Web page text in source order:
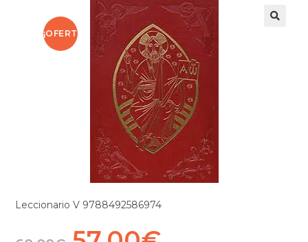
¡OFERT
Leccionario V 9788492586974